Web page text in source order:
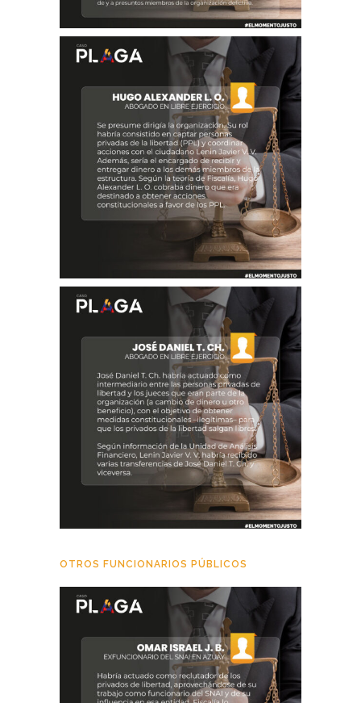
OTROS FUNCIONARIOS PÚBLICOS